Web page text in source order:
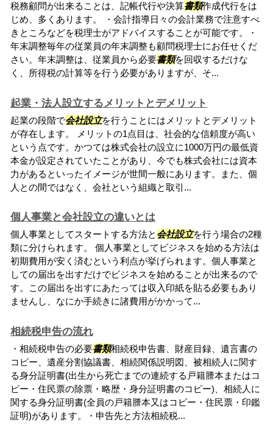
税務顧問が出来ることは、記帳代行や決算書類作成代行をは
じめ、多くあります。 ・会計指導日々の会計業務で注意すべ
きところなどを税理士がアドバイスすることが可能です。・
年末調整毎年の従業員の年末調整も顧問税理士にお任せくだ
さい。年末調整は、従業員から必要書類を回収するだけな
く、所得税の計算等を行う必要がありますが、そ...
起業・法人設立するメリットとデメリット
起業の段階で会社設立を行うことにはメリットとデメリット
が存在します。 メリットの1点目は、社会的な信頼度が高い
という点です。かつては株式会社の設立に1000万円の最低資
本金が設定されていたことがあり、今でも株式会社には資本
力があるといったイメージが世間一般にあります。また、個
人との間ではなく、会社という組織と取引...
個人事業と会社設立の違いとは
個人事業としてスタートする方法と 会社設立を行う場合の2種
類に分けられます。 個人事業としてビジネスを始める方法は
初期費用が安く済むという利点が挙げられます。個人事業と
しての届出を出すだけでビジネスを始めることが出来るので
す。この届出を出すにあたっては収入印紙を貼る必要もあり
ませんし、なにか手続きに諸費用がかかって...
相続税申告の流れ
・相続税申告の必要書類相続税申告書、財産目録、遺言書の
コピー、遺産分割協議書、相続関係説明図、被相続人に関す
る身分証明書(出生から死亡までの連続する戸籍謄本またはコ
ピー・住民票の除票・略歴・身分証明書のコピー)、相続人に
関する身分証明書(全員の戸籍謄本又はコピー・住民票・印鑑
証明)があります。・申告先と方法相続税...